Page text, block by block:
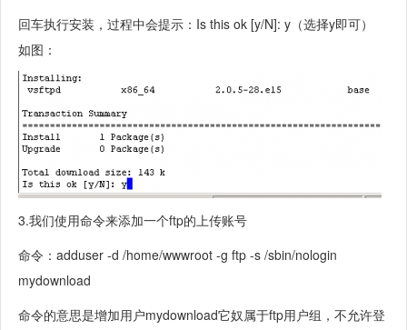
回车执行安装，过程中会提示：Is this ok [y/N]: y（选择y即可）
如图：
3.我们使用命令来添加一个ftp的上传账号
命令：adduser -d /home/wwwroot -g ftp -s /sbin/nologin
mydownload
命令的意思是增加用户mydownload它奴属于ftp用户组，不允许登